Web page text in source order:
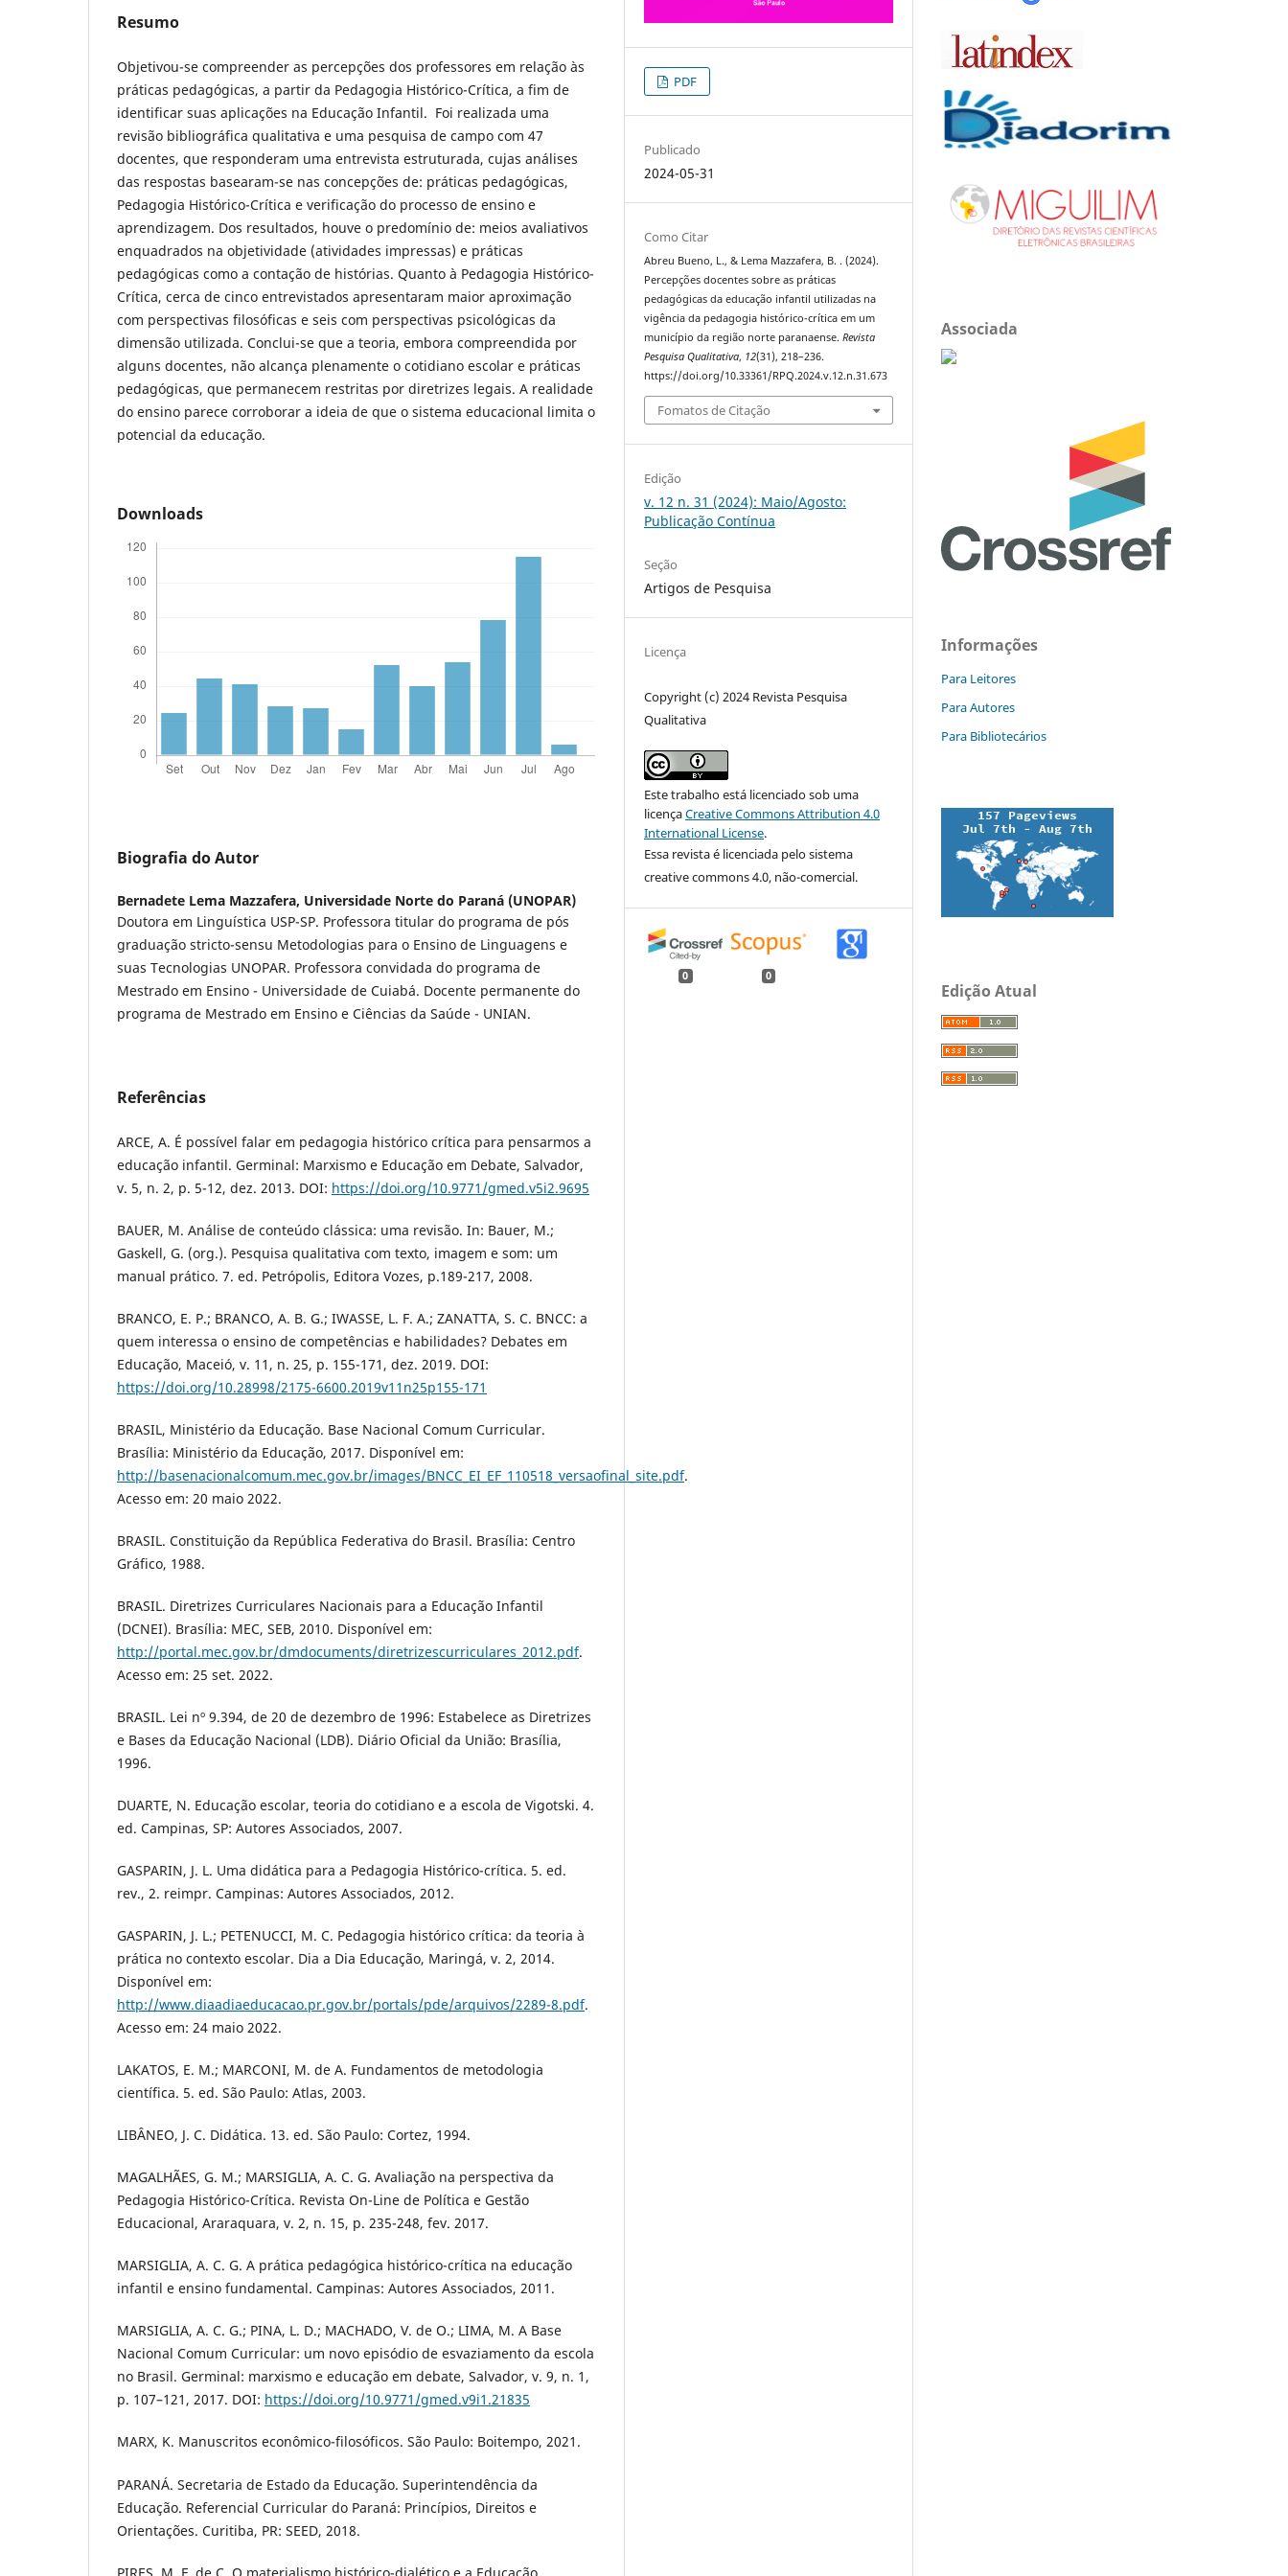
Resumo
Objetivou-se compreender as percepções dos professores em relação às
práticas pedagógicas, a partir da Pedagogia Histórico-Crítica, a fim de
identificar suas aplicações na Educação Infantil. Foi realizada uma
revisão bibliográfica qualitativa e uma pesquisa de campo com 47
docentes, que responderam uma entrevista estruturada, cujas análises
das respostas basearam-se nas concepções de: práticas pedagógicas,
Pedagogia Histórico-Crítica e verificação do processo de ensino e
aprendizagem. Dos resultados, houve o predomínio de: meios avaliativos
enquadrados na objetividade (atividades impressas) e práticas
pedagógicas como a contação de histórias. Quanto à Pedagogia Histórico-
Crítica, cerca de cinco entrevistados apresentaram maior aproximação
com perspectivas filosóficas e seis com perspectivas psicológicas da
dimensão utilizada. Conclui-se que a teoria, embora compreendida por
alguns docentes, não alcança plenamente o cotidiano escolar e práticas
pedagógicas, que permanecem restritas por diretrizes legais. A realidade
do ensino parece corroborar a ideia de que o sistema educacional limita o
potencial da educação.
Downloads
Biografia do Autor
Bernadete Lema Mazzafera, Universidade Norte do Paraná (UNOPAR)
Doutora em Linguística USP-SP. Professora titular do programa de pós
graduação stricto-sensu Metodologias para o Ensino de Linguagens e
suas Tecnologias UNOPAR. Professora convidada do programa de
Mestrado em Ensino - Universidade de Cuiabá. Docente permanente do
programa de Mestrado em Ensino e Ciências da Saúde - UNIAN.
Referências
ARCE, A. É possível falar em pedagogia histórico crítica para pensarmos a
educação infantil. Germinal: Marxismo e Educação em Debate, Salvador,
v. 5, n. 2, p. 5-12, dez. 2013. DOI: https://doi.org/10.9771/gmed.v5i2.9695
BAUER, M. Análise de conteúdo clássica: uma revisão. In: Bauer, M.;
Gaskell, G. (org.). Pesquisa qualitativa com texto, imagem e som: um
manual prático. 7. ed. Petrópolis, Editora Vozes, p.189-217, 2008.
BRANCO, E. P.; BRANCO, A. B. G.; IWASSE, L. F. A.; ZANATTA, S. C. BNCC: a
quem interessa o ensino de competências e habilidades? Debates em
Educação, Maceió, v. 11, n. 25, p. 155-171, dez. 2019. DOI:
https://doi.org/10.28998/2175-6600.2019v11n25p155-171
BRASIL, Ministério da Educação. Base Nacional Comum Curricular.
Brasília: Ministério da Educação, 2017. Disponível em:
http://basenacionalcomum.mec.gov.br/images/BNCC_EI_EF_110518_versaofinal_site.pdf.
Acesso em: 20 maio 2022.
BRASIL. Constituição da República Federativa do Brasil. Brasília: Centro
Gráfico, 1988.
BRASIL. Diretrizes Curriculares Nacionais para a Educação Infantil
(DCNEI). Brasília: MEC, SEB, 2010. Disponível em:
http://portal.mec.gov.br/dmdocuments/diretrizescurriculares_2012.pdf.
Acesso em: 25 set. 2022.
BRASIL. Lei nº 9.394, de 20 de dezembro de 1996: Estabelece as Diretrizes
e Bases da Educação Nacional (LDB). Diário Oficial da União: Brasília,
1996.
DUARTE, N. Educação escolar, teoria do cotidiano e a escola de Vigotski. 4.
ed. Campinas, SP: Autores Associados, 2007.
GASPARIN, J. L. Uma didática para a Pedagogia Histórico-crítica. 5. ed.
rev., 2. reimpr. Campinas: Autores Associados, 2012.
GASPARIN, J. L.; PETENUCCI, M. C. Pedagogia histórico crítica: da teoria à
prática no contexto escolar. Dia a Dia Educação, Maringá, v. 2, 2014.
Disponível em:
http://www.diaadiaeducacao.pr.gov.br/portals/pde/arquivos/2289-8.pdf.
Acesso em: 24 maio 2022.
LAKATOS, E. M.; MARCONI, M. de A. Fundamentos de metodologia
científica. 5. ed. São Paulo: Atlas, 2003.
LIBÂNEO, J. C. Didática. 13. ed. São Paulo: Cortez, 1994.
MAGALHÃES, G. M.; MARSIGLIA, A. C. G. Avaliação na perspectiva da
Pedagogia Histórico-Crítica. Revista On-Line de Política e Gestão
Educacional, Araraquara, v. 2, n. 15, p. 235-248, fev. 2017.
MARSIGLIA, A. C. G. A prática pedagógica histórico-crítica na educação
infantil e ensino fundamental. Campinas: Autores Associados, 2011.
MARSIGLIA, A. C. G.; PINA, L. D.; MACHADO, V. de O.; LIMA, M. A Base
Nacional Comum Curricular: um novo episódio de esvaziamento da escola
no Brasil. Germinal: marxismo e educação em debate, Salvador, v. 9, n. 1,
p. 107–121, 2017. DOI: https://doi.org/10.9771/gmed.v9i1.21835
MARX, K. Manuscritos econômico-filosóficos. São Paulo: Boitempo, 2021.
PARANÁ. Secretaria de Estado da Educação. Superintendência da
Educação. Referencial Curricular do Paraná: Princípios, Direitos e
Orientações. Curitiba, PR: SEED, 2018.
PIRES, M. F. de C. O materialismo histórico-dialético e a Educação.
PDF
Publicado
2024-05-31
Como Citar
Abreu Bueno, L., & Lema Mazzafera, B. . (2024).
Percepções docentes sobre as práticas
pedagógicas da educação infantil utilizadas na
vigência da pedagogia histórico-crítica em um
município da região norte paranaense.Revista
Pesquisa Qualitativa, 12(31), 218–236.
https://doi.org/10.33361/RPQ.2024.v.12.n.31.673
Fomatos de Citação
Edição
v. 12 n. 31 (2024): Maio/Agosto:
Publicação Contínua
Seção
Artigos de Pesquisa
Licença
Copyright (c) 2024 Revista Pesquisa
Qualitativa
Este trabalho está licenciado sob uma
licençaCreative Commons Attribution 4.0
International License.
Essa revista é licenciada pelo sistema
creative commons 4.0, não-comercial.
0 0
Associada
Informações
Para Leitores
Para Autores
Para Bibliotecários
Edição Atual